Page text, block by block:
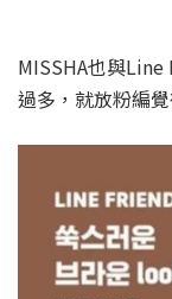
MISSHA也與
過多，就放粉編